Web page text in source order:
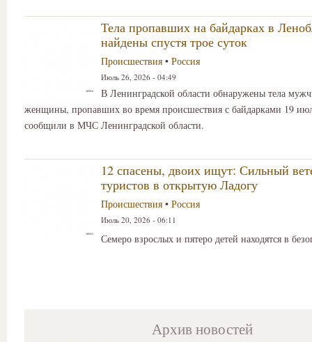
Тела пропавших на байдарках в
найдены спустя трое суток
Происшествия • Россия
Июль 26, 2026 - 04:49
В Ленинградской области обнаружены тела
женщины, пропавших во время происшествия с байдарками 19
сообщили в МЧС Ленинградской области.
12 спасены, двоих ищут: Сильный
туристов в открытую Ладогу
Происшествия • Россия
Июль 20, 2026 - 06:11
Семеро взрослых и пятеро детей находятся в
Архив новостей